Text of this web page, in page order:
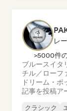
>5000件
ブルースイタ
チル／ローフ
ドリーム・ポ
記事を投稿ア
クラシック